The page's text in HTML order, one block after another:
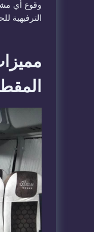
وقوع أي
الترفيهية